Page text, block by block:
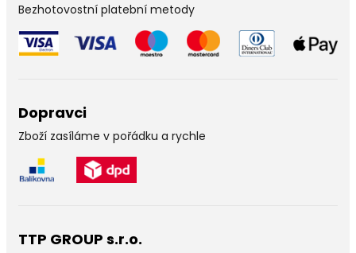
Bezhotovostní platební metody
Dopravci
Zboží zasíláme v pořádku a rychle
TTP GROUP s.r.o.